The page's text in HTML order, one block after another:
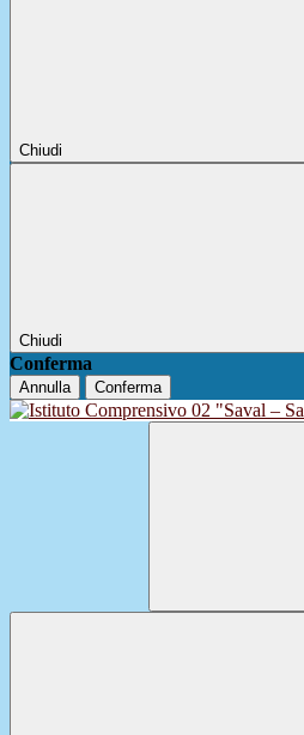
Chiudi
Chiudi
Conferma
Annulla Conferma